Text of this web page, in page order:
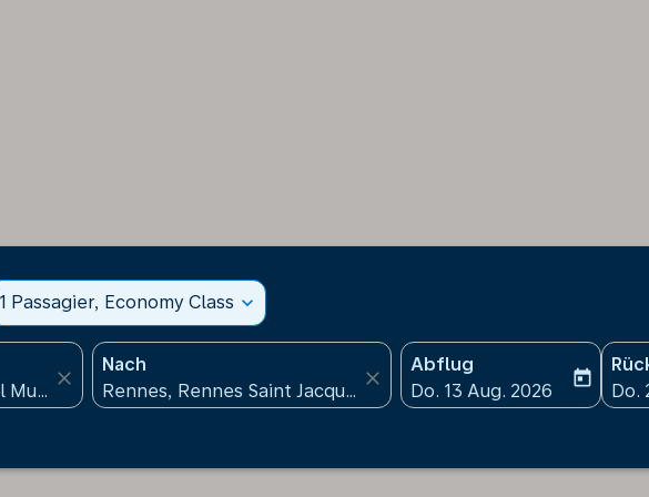
1 Passagier, Economy Class expand_more
close
Nach
close
Abflug
fc-booking-departure-
Do. 13 Aug. 2026
today
fc-
Do.